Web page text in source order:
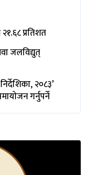
प्रतिशत
जलविद्युत्
२०८३’
गर्नुपर्ने